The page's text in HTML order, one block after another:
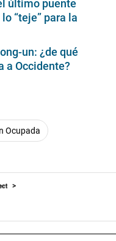
último puente
“teje” para la
un: ¿de qué
a Occidente?
Ocupada